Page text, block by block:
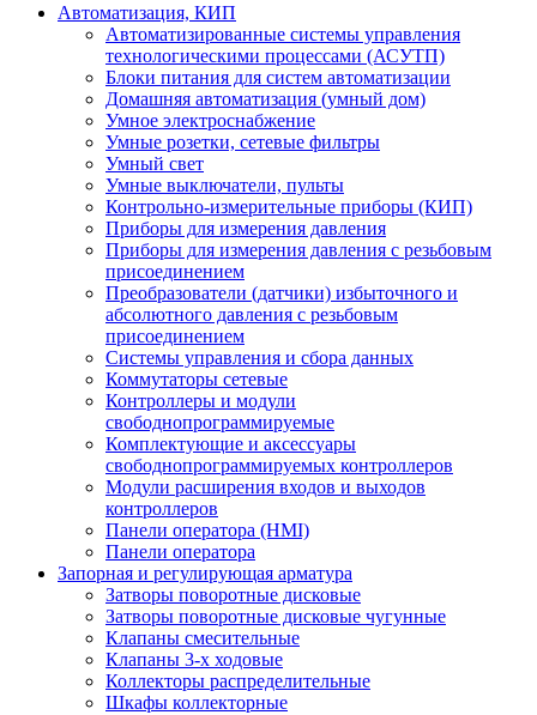
Автоматизация, КИП
Автоматизированные системы управления
технологическими процессами (АСУТП)
Блоки питания для систем автоматизации
Домашняя автоматизация (умный дом)
Умное электроснабжение
Умные розетки, сетевые фильтры
Умный свет
Умные выключатели, пульты
Контрольно-измерительные приборы (КИП)
Приборы для измерения давления
Приборы для измерения давления с резьбовым
присоединением
Преобразователи (датчики) избыточного и
абсолютного давления с резьбовым
присоединением
Системы управления и сбора данных
Коммутаторы сетевые
Контроллеры и модули
свободнопрограммируемые
Комплектующие и аксессуары
свободнопрограммируемых контроллеров
Модули расширения входов и выходов
контроллеров
Панели оператора (HMI)
Панели оператора
Запорная и регулирующая арматура
Затворы поворотные дисковые
Затворы поворотные дисковые чугунные
Клапаны смесительные
Клапаны 3-х ходовые
Коллекторы распределительные
Шкафы коллекторные